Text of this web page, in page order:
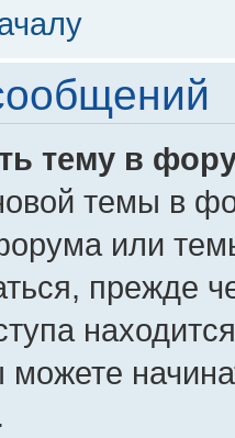
тему в
темы в
или
прежде